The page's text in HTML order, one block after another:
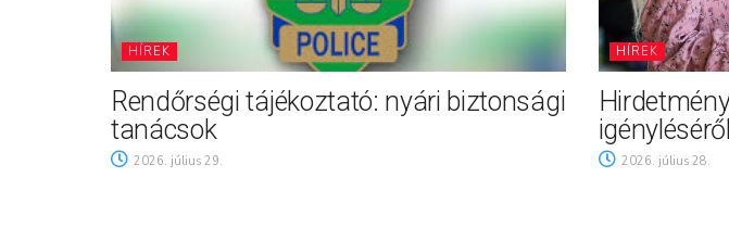
HÍREK
Rendőrségi tájékoztató: nyári biztonsági
tanácsok
2026. július 29.
HÍREK
igényléséről
2026. július 28.